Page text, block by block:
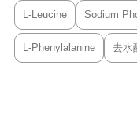
L-Leucine Sodium
L-Phenylalanine 去水